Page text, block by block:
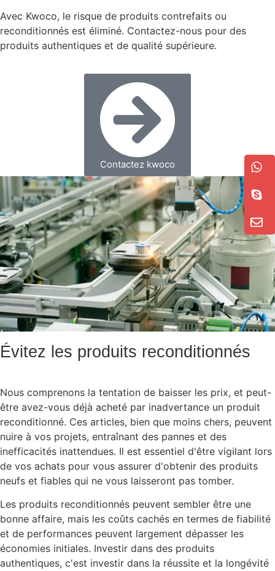
Avec Kwoco, le risque de produits contrefaits ou
reconditionnés est éliminé. Contactez-nous pour des
produits authentiques et de qualité supérieure.
Contactez kwoco
Évitez les produits reconditionnés
Nous comprenons la tentation de baisser les prix, et peut-
être avez-vous déjà acheté par inadvertance un produit
reconditionné. Ces articles, bien que moins chers, peuvent
nuire à vos projets, entraînant des pannes et des
inefficacités inattendues. Il est essentiel d'être vigilant lors
de vos achats pour vous assurer d'obtenir des produits
neufs et fiables qui ne vous laisseront pas tomber.
Les produits reconditionnés peuvent sembler être une
bonne affaire, mais les coûts cachés en termes de fiabilité
et de performances peuvent largement dépasser les
économies initiales. Investir dans des produits
authentiques, c'est investir dans la réussite et la longévité